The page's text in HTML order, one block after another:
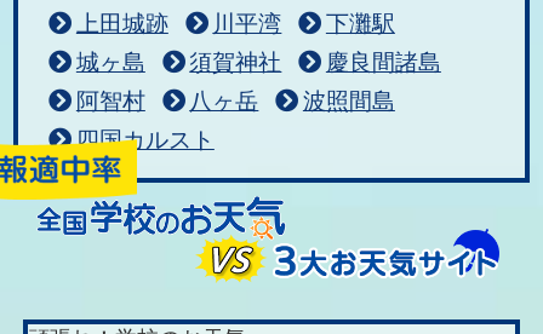
上田城跡
川平湾
下灘駅
城ヶ島
須賀神社
慶良間諸島
阿智村
八ヶ岳
波照間島
四国カルスト